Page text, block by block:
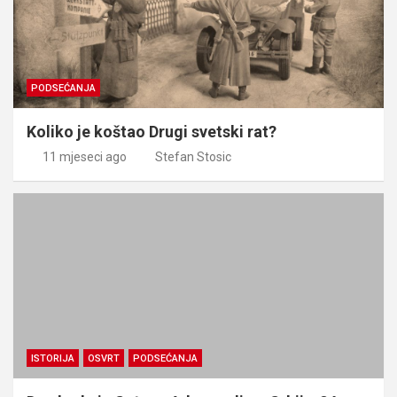
PODSEĆANJA
Koliko je koštao Drugi svetski rat?
11 mjeseci ago Stefan Stosic
ISTORIJA OSVRT PODSEĆANJA